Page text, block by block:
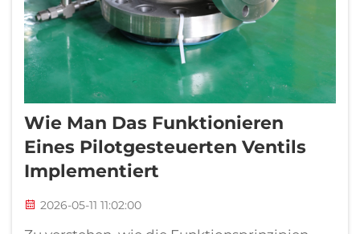
Wie Man Das Funktionieren
Eines Pilotgesteuerten Ventils
Implementiert
2026-05-11 11:02:00